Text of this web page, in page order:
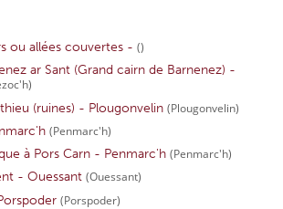
ou allées couvertes - ()
ar Sant (Grand cairn de Barnenez) -
(ruines) - Plougonvelin (Plougonvelin)
(Penmarc'h)
à Pors Carn - Penmarc'h (Penmarc'h)
- Ouessant (Ouessant)
(Porspoder)